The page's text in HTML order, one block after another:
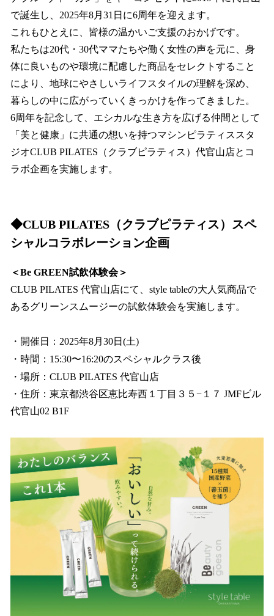
で誕生し、2025年8月31日に6周年を迎えます。
これもひとえに、皆様の温かいご支援のおかげです。
私たちは20代・30代ママたちや働く女性の声を元に、身
体に良いものや環境に配慮した商品をセレクトすること
により、地球にやさしいライフスタイルの理解を深め、
暮らしの中に広がっていくきっかけを作ってきました。
6周年を記念して、エシカルな生き方を広げる仲間として
「美と健康」に共通の想いを持つマシンピラティススタ
ジオCLUB PILATES（クラブピラティス）代官山店とコ
ラボ企画を実施します。
◆CLUB PILATES（クラブピラティス）スペ
シャルコラボレーション企画
＜Be GREEN試飲体験会＞
CLUB PILATES 代官山店にて、style tableの大人気商品で
あるグリーンスムージーの試飲体験会を実施します。
・開催日：2025年8月30日(土)
・時間：15:30〜16:20のスペシャルクラス後
・場所：CLUB PILATES 代官山店
・住所：東京都渋谷区恵比寿西１丁目３５−１７ JMFビル
代官山02 B1F